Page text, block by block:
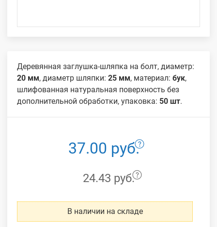
Деревянная заглушка-шляпка на болт, диаметр:
20 мм, диаметр шляпки: 25 мм, материал: бук,
шлифованная натуральная поверхность без
дополнительной обработки, упаковка: 50 шт.
37.00 руб.
24.43 руб.
В наличии на складе